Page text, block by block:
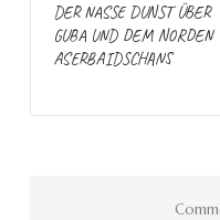
DER NASSE DUNST ÜBER
GUBA UND DEM NORDEN
ASERBAIDSCHANS